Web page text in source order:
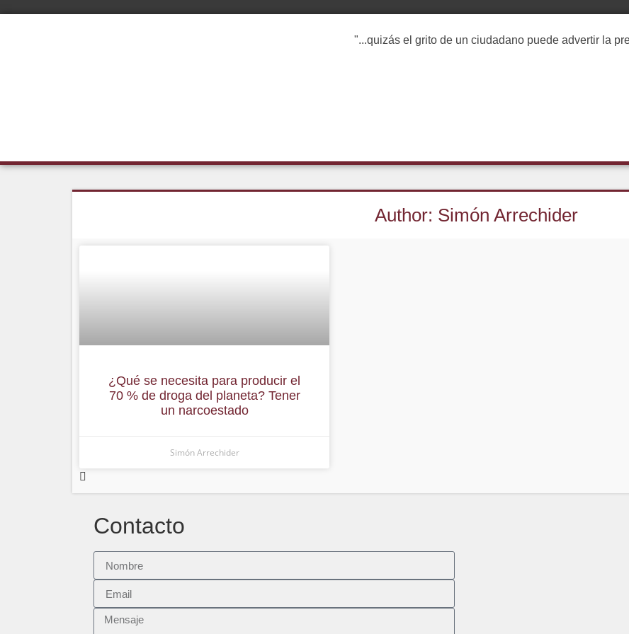
"...quizás el grito de un ciudadano puede advertir la
Author: Simón Arrechider
¿Qué se necesita para producir el
70 % de droga del planeta? Tener
un narcoestado
Simón Arrechider
Contacto